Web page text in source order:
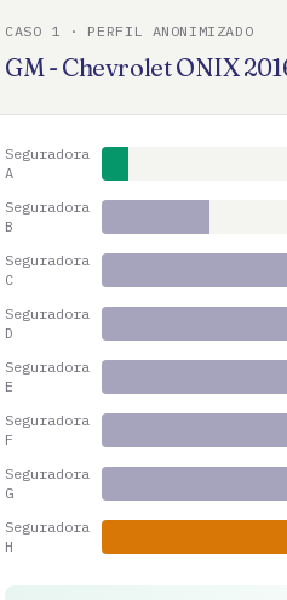
CASO 1 · PERFIL ANONIMIZADO
GM - ChevroletONIX
Seguradora
A
Seguradora
B
Seguradora
C
Seguradora
D
Seguradora
E
Seguradora
F
Seguradora
G
Seguradora
H